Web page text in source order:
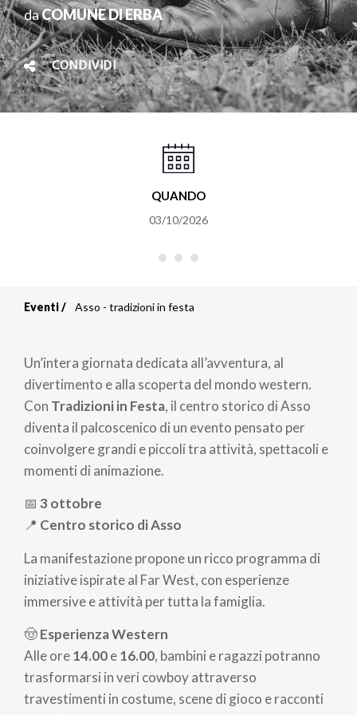
daCOMUNE DI ERBA
CONDIVIDI
QUANDO
03/10/2026
di
pane
Eventi Asso - tradizioni in festa
Un’intera giornata dedicata all’avventura, al
divertimento e alla scoperta del mondo western.
Con Tradizioni in Festa, il centro storico di Asso
diventa il palcoscenico di un evento pensato per
coinvolgere grandi e piccoli tra attività, spettacoli e
momenti di animazione.
📅 3 ottobre
📍 Centro storico di Asso
La manifestazione propone un ricco programma di
iniziative ispirate al Far West, con esperienze
immersive e attività per tutta la famiglia.
🤠Esperienza Western
Alle ore14.00e16.00, bambini e ragazzi potranno
trasformarsi in veri cowboy attraverso
travestimenti in costume, scene di gioco e racconti